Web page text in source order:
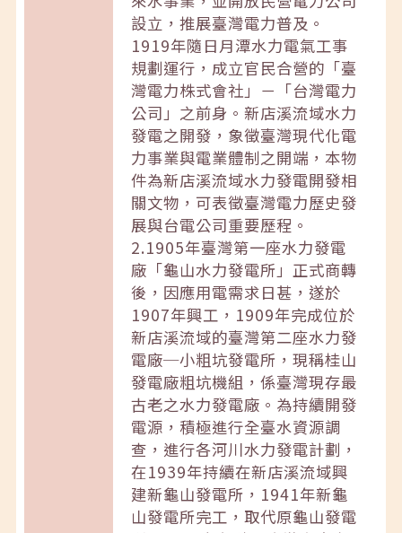
設立，推展臺灣電力普及。
1919年隨日月潭水力電氣工事
規劃運行，成立官民合營的「臺
灣電力株式會社」－「台灣電力
公司」之前身。新店溪流域水力
發電之開發，象徵臺灣現代化電
力事業與電業體制之開端，本物
件為新店溪流域水力發電開發相
關文物，可表徵臺灣電力歷史發
展與台電公司重要歷程。
2.1905年臺灣第一座水力發電
廠「龜山水力發電所」正式商轉
後，因應用電需求日甚，遂於
1907年興工，1909年完成位於
新店溪流域的臺灣第二座水力發
電廠─小粗坑發電所，現稱桂山
發電廠粗坑機組，係臺灣現存最
古老之水力發電廠。為持續開發
電源，積極進行全臺水資源調
查，進行各河川水力發電計劃，
在1939年持續在新店溪流域興
建新龜山發電所，1941年新龜
山發電所完工，取代原龜山發電